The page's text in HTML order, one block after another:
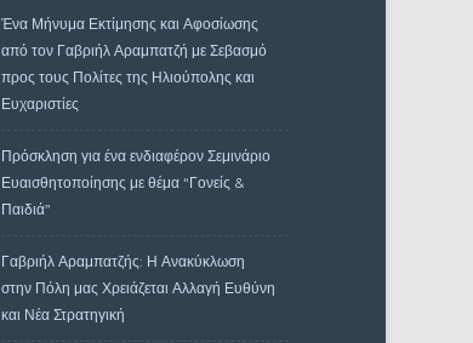
Ένα Μήνυμα Εκτίμησης και Αφοσίωσης
από τον Γαβριήλ Αραμπατζή με Σεβασμό
προς τους Πολίτες της Ηλιούπολης και
Ευχαριστίες
Πρόσκληση για ένα ενδιαφέρον Σεμινάριο
Ευαισθητοποίησης με θέμα “Γονείς &
Παιδιά”
Γαβριήλ Αραμπατζής: Η Ανακύκλωση
στην Πόλη μας Χρειάζεται Αλλαγή Ευθύνη
και Νέα Στρατηγική